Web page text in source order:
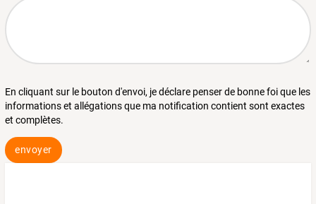
En cliquant sur le bouton d'envoi, je déclare penser de bonne foi que les
informations et allégations que ma notification contient sont exactes
et complètes.
envoyer